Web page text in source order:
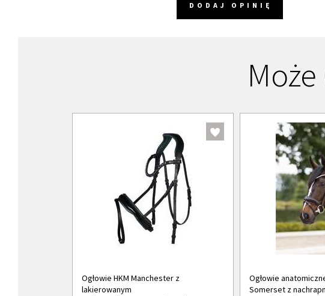
DODAJ OPINIĘ
Ogłowie HKM Manchester z
lakierowanym
Ogłowie
Somerset z